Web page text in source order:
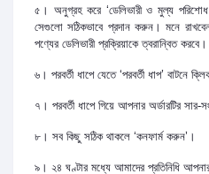
৫। অনুগ্রহ করে ‘ডেলিভারী ও মুল্য
সেগুলো সঠিকভাবে প্রদান করুন। মনে
পণ্যের ডেলিভারী প্রক্রিয়াকে ত্বরান্বিত করবে।
৬। পরবর্তী ধাপে যেতে ‘পরবর্তী ধাপ’ বাটনে
৭। পরবর্তী ধাপে গিয়ে আপনার অর্ডারটির
৮। সব কিছু সঠিক থাকলে ‘কনফার্ম করুন’।
৯। ২৪ ঘণ্টার মধ্যে আমাদের প্রতিনিধি